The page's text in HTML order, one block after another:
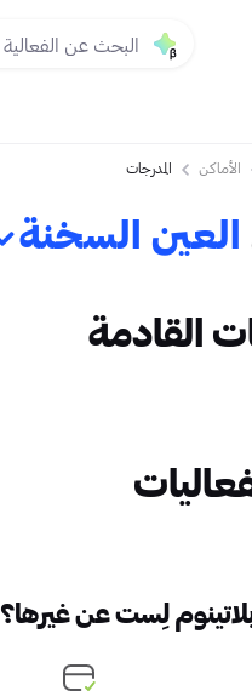
الأماكن المدرجات
العين السخنة
القادمة
لِست عن غيرها؟